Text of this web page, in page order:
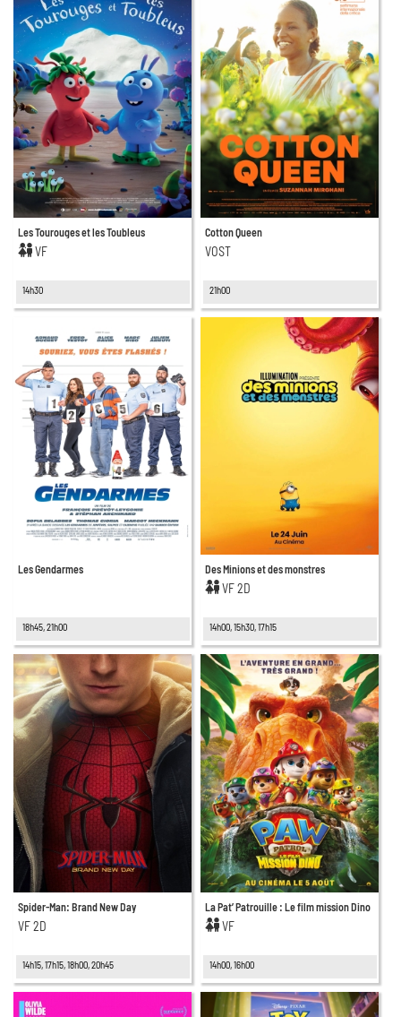
Les Tourouges et les Toubleus
VF
14h30
Cotton Queen
VOST
21h00
Les Gendarmes
18h45, 21h00
Des Minions et des monstres
VF 2D
14h00, 15h30, 17h15
Spider-Man: Brand New Day
VF 2D
14h15, 17h15, 18h00, 20h45
La Pat’ Patrouille : Le film mission Dino
VF
14h00, 16h00